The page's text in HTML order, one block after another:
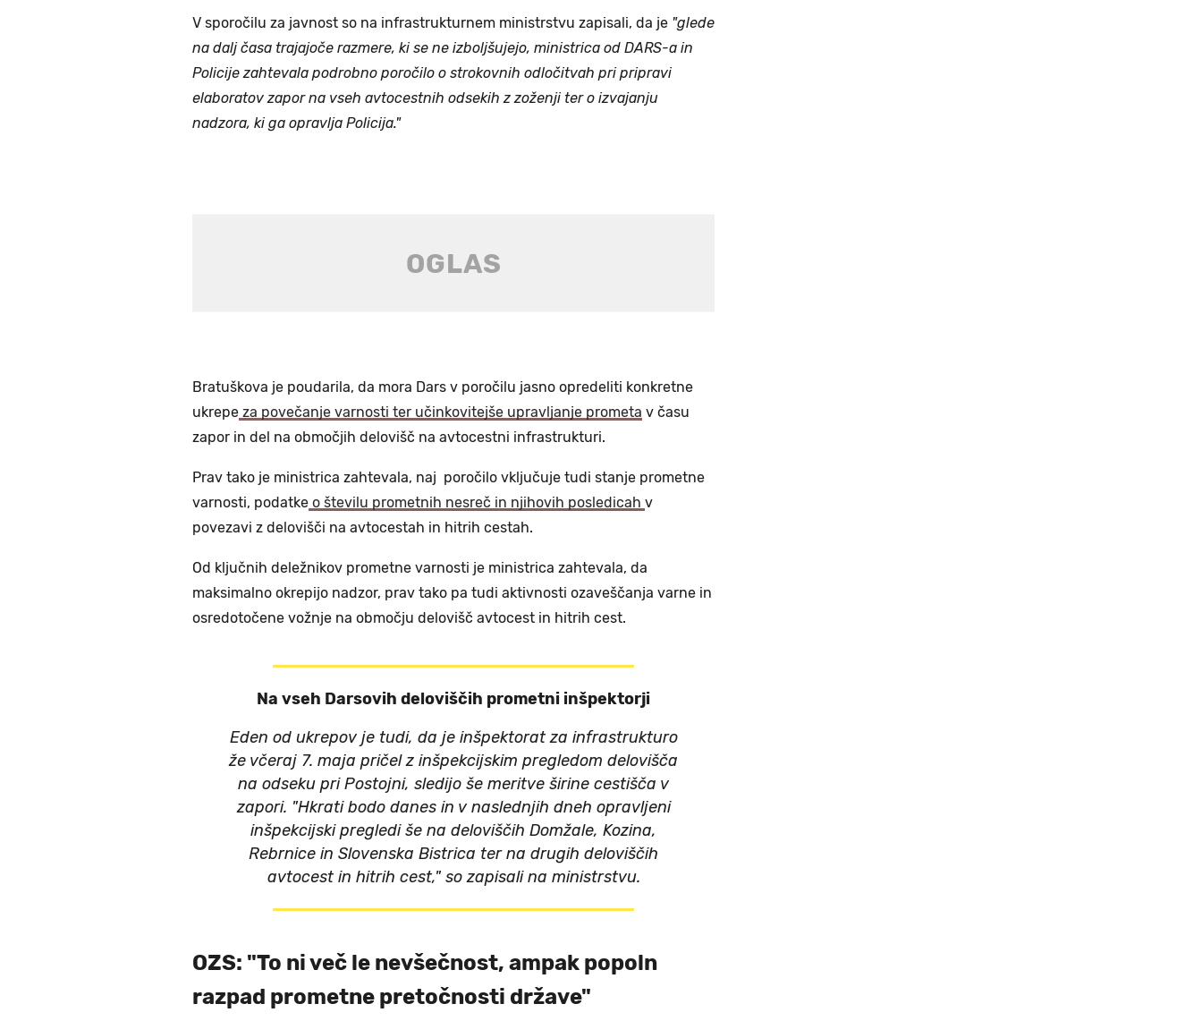
V sporočilu za javnost so na infrastrukturnem ministrstvu zapisali, da je "glede
na dalj časa trajajoče razmere, ki se ne izboljšujejo, ministrica od DARS-a in
Policije zahtevala podrobno poročilo o strokovnih odločitvah pri pripravi
elaboratov zapor na vseh avtocestnih odsekih z zoženji ter o izvajanju
nadzora, ki ga opravlja Policija."
Bratuškova je poudarila, da mora Dars v poročilu jasno opredeliti konkretne
ukrepe za povečanje varnosti ter učinkovitejše upravljanje prometa v času
zapor in del na območjih delovišč na avtocestni infrastrukturi.
Prav tako je ministrica zahtevala, naj poročilo vključuje tudi stanje prometne
varnosti, podatke o številu prometnih nesreč in njihovih posledicah v
povezavi z delovišči na avtocestah in hitrih cestah.
Od ključnih deležnikov prometne varnosti je ministrica zahtevala, da
maksimalno okrepijo nadzor, prav tako pa tudi aktivnosti ozaveščanja varne in
osredotočene vožnje na območju delovišč avtocest in hitrih cest.
Na vseh Darsovih deloviščih prometni inšpektorji
Eden od ukrepov je tudi, da je inšpektorat za infrastrukturo
že včeraj 7. maja pričel z inšpekcijskim pregledom delovišča
na odseku pri Postojni, sledijo še meritve širine cestišča v
zapori. "Hkrati bodo danes in v naslednjih dneh opravljeni
inšpekcijski pregledi še na deloviščih Domžale, Kozina,
Rebrnice in Slovenska Bistrica ter na drugih deloviščih
avtocest in hitrih cest," so zapisali na ministrstvu.
OZS: "To ni več le nevšečnost, ampak popoln
razpad prometne pretočnosti države"